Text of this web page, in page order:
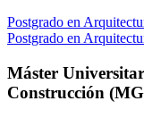
Postgrado en
Postgrado en
Máster
Construcción